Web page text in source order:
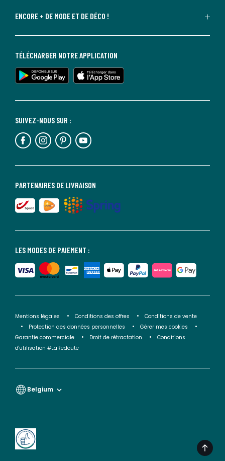
ENCORE + DE MODE ET DE DÉCO !
LES MODES DE PAIEMENT :
PARTENAIRES DE LIVRAISON
SUIVEZ-NOUS SUR :
TÉLÉCHARGER NOTRE APPLICATION
Mentions légales Conditions des offres
Conditions de vente
Protection des données personnelles
Gérer mes cookies
Garantie commerciale
Droit de rétractation
Conditions
d'utilisation #LaRedoute
Belgium